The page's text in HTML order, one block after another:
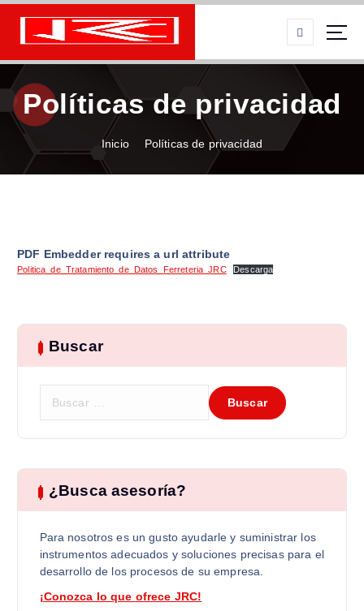
S
t
r
a
n
Políticas de privacidad
Inicio Políticas de privacidad
PDF Embedder requires a url attribute
Politica_de_Tratamiento_de_Datos_Ferreteria_JRC Descarga
Buscar
: ¿Busca asesoría?
Para nosotros es un gusto ayudarle y suministrar los
instrumentos adecuados y soluciones precisas para el
desarrollo de los procesos de su empresa.
¡Conozca lo que ofrece JRC!